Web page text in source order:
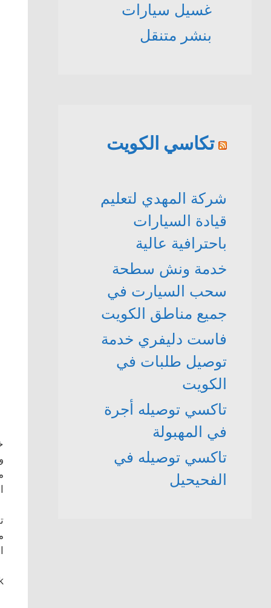
غسيل سيارات
بنشر متنقل
تكاسي الكويت
شركة المهدي لتعليم
قيادة السيارات
باحترافية عالية
خدمة ونش سطحة
سحب السيارت في
جميع مناطق الكويت
فاست دليفري خدمة
توصيل طلبات في
الكويت
تاكسي توصيله أجرة
في المهبولة
تاكسي توصيله في
الفحيحيل